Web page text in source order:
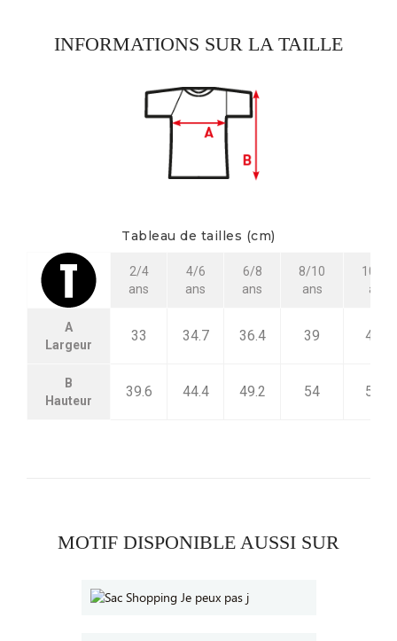
INFORMATIONS SUR LA TAILLE
Tableau de tailles (cm)
2/4
ans
4/6
ans
6/8
ans
8/10
ans
10/12
ans
A
Largeur
33 34.7 36.4 39 42.5
B
Hauteur
39.6 44.4 49.2 54 58.8
MOTIF DISPONIBLE AUSSI SUR